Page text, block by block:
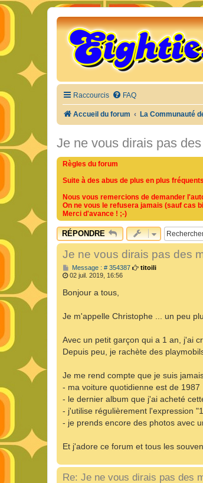
Raccourcis FAQ
Accueil du forum La Communauté
Je ne vous dirais pas
Règles du forum
Suite à des abus de plus en plus
Nous vous remercions de demander
On ne vous le refusera jamais (sauf cas
Merci d'avance ! ;-)
RÉPONDRE
Je ne vous dirais pas des
Message : # 354387M
e
titoili
02 juil. 2019, 16:56
Bonjour a tous,
Je m'appelle Christophe ... un peu
Avec un petit garçon qui a 1 an, j'ai
Depuis peu, je rachète des
Je me rend compte que je suis
- ma voiture quotidienne est de 1987
- le dernier album que j'ai acheté
- j'utilise régulièrement l'expression
- je prends encore des photos avec
Et j'adore ce forum et tous les
Re: Je ne vous dirais pas des